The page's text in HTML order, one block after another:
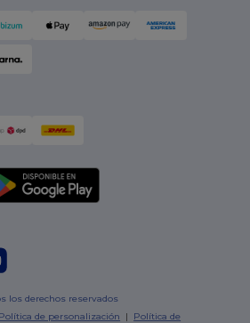
los derechos reservados
Política de personalización | Política de